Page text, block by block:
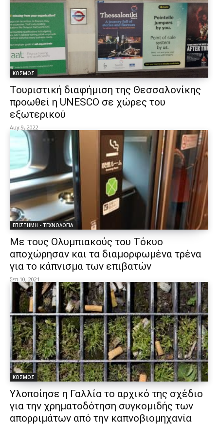
ΚΟΣΜΟΣ
Τουριστική διαφήμιση της Θεσσαλονίκης
προωθεί η UNESCO σε χώρες του
εξωτερικού
Αυγ 9, 2022
ΕΠΙΣΤΗΜΗ - ΤΕΧΝΟΛΟΓΙΑ
Με τους Ολυμπιακούς του Τόκυο
αποχώρησαν και τα διαμορφωμένα τρένα
για το κάπνισμα των επιβατών
Σεπ 10, 2021
ΚΟΣΜΟΣ
Υλοποίησε η Γαλλία το αρχικό της σχέδιο
για την χρηματοδότηση συγκομιδής των
απορριμάτων από την καπνοβιομηχανία